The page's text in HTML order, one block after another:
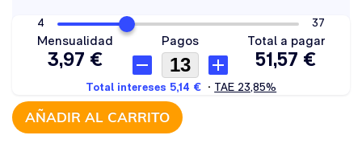
AÑADIR AL CARRITO